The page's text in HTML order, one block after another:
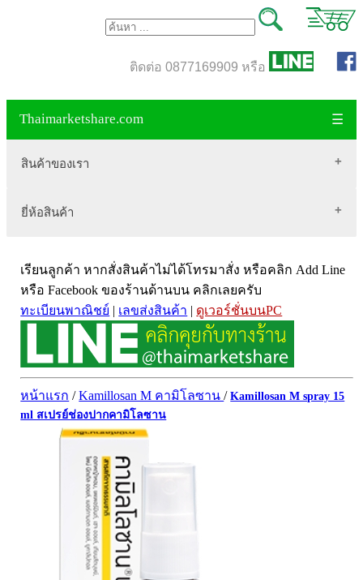
ติดต่อ 0877169909 หรือ
Thaimarketshare.com ☰
สินค้าของเรา
สินค้าขายดี
สมุนไพรไทย
เครื่องดื่มกาแฟ
น้ำหนัก
ขนาด อกสตรี
ผิวพรรณ-กลูต้า
ริ้วรอย
แผลเป็น หลุมสิว
สิวอุดตันหน้ามัน
ครีมกันแดด ปัญหาฝ้า กระ
ครีมหน้าใส
สุดฮิต เกาหลี
สุดฮิต ญี่ปุ่น
ข้อเสื่อม กระดูก
ยี่ห้อสินค้า
Biogrow
Blackmores
VitaHealth
Mega we care
Vistra วิสทร้า
Maxxlife WellGate
SpringMate
Vitamate
Nature's Bounty
Glutapung
Naturbiotic
Nutri Master
เรียนลูกค้า หากสั่งสินค้าไม่ได้โทรมาสั่ง หรือคลิก Add Line
หรือ Facebook ของร้านด้านบน คลิกเลยครับ
ทะเบียนพาณิชย์ | เลขส่งสินค้า | ดูเวอร์ชั่นบนPC
หน้าแรก /Kamillosan M คามิโลซาน/Kamillosan M spray 15
ml สเปรย์ช่องปากคามิโลซาน